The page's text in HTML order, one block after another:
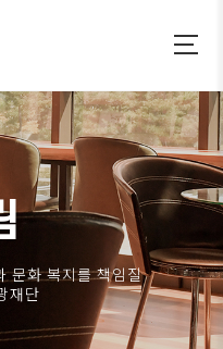
문화 복지를 책임질
재단